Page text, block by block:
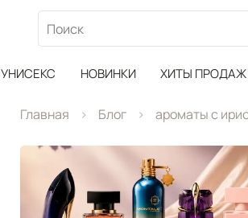
УНИСЕКС НОВИНКИ ХИТЫ ПРОДАЖ
Главная Блог ароматы с